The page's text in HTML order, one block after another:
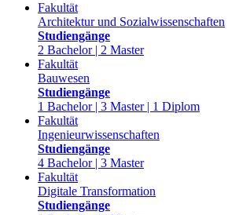
Fakultät
Architektur und Sozialwissenschaften
Studiengänge
2 Bachelor | 2 Master
Fakultät
Bauwesen
Studiengänge
1 Bachelor | 3 Master | 1 Diplom
Fakultät
Ingenieurwissenschaften
Studiengänge
4 Bachelor | 3 Master
Fakultät
Digitale Transformation
Studiengänge